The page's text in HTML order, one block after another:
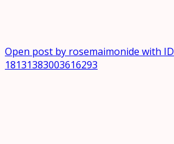
Open post by rosemaimonide with ID
18131383003616293